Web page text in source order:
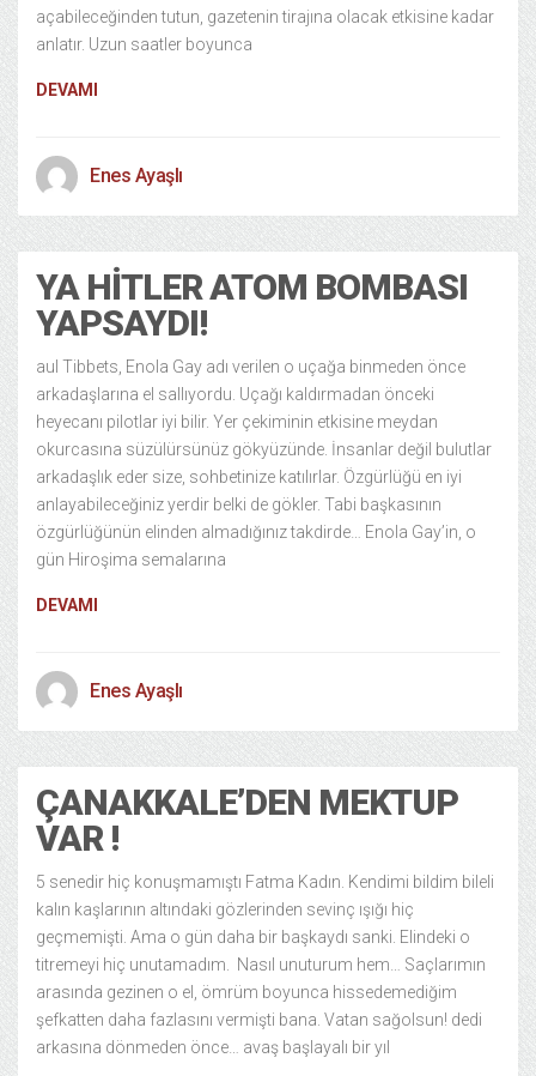
açabileceğinden tutun, gazetenin tirajına olacak etkisine kadar
anlatır. Uzun saatler boyunca
DEVAMI
Enes Ayaşlı
YA HITLER ATOM BOMBASI
YAPSAYDI!
aul Tibbets, Enola Gay adı verilen o uçağa binmeden önce
arkadaşlarına el sallıyordu. Uçağı kaldırmadan önceki
heyecanı pilotlar iyi bilir. Yer çekiminin etkisine meydan
okurcasına süzülürsünüz gökyüzünde. İnsanlar değil bulutlar
arkadaşlık eder size, sohbetinize katılırlar. Özgürlüğü en iyi
anlayabileceğiniz yerdir belki de gökler. Tabi başkasının
özgürlüğünün elinden almadığınız takdirde… Enola Gay’in, o
gün Hiroşima semalarına
DEVAMI
Enes Ayaşlı
ÇANAKKALE’DEN MEKTUP
VAR !
5 senedir hiç konuşmamıştı Fatma Kadın. Kendimi bildim bileli
kalın kaşlarının altındaki gözlerinden sevinç ışığı hiç
geçmemişti. Ama o gün daha bir başkaydı sanki. Elindeki o
titremeyi hiç unutamadım. Nasıl unuturum hem… Saçlarımın
arasında gezinen o el, ömrüm boyunca hissedemediğim
şefkatten daha fazlasını vermişti bana. Vatan sağolsun! dedi
arkasına dönmeden önce… avaş başlayalı bir yıl